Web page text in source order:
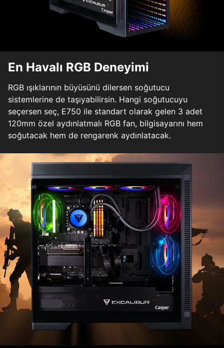
En Havalı RGB Deneyimi
RGB ışıklarının büyüsünü dilersen soğutucu
sistemlerine de taşıyabilirsin. Hangi soğutucuyu
seçersen seç, E750 ile standart olarak gelen 3 adet
120mm özel aydınlatmalı RGB fan, bilgisayarını hem
soğutacak hem de rengarenk aydınlatacak.